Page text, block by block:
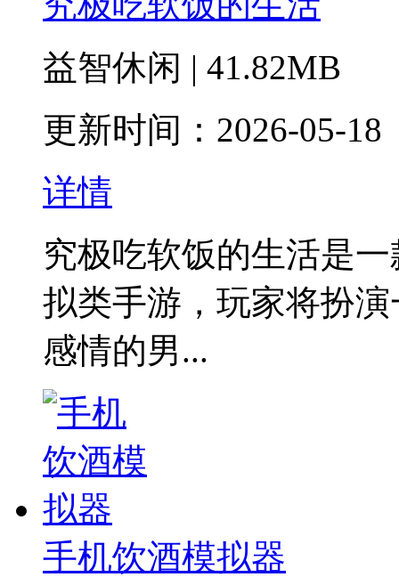
益智休闲 | 41.82MB
更新时间：2026-05-18
详情
究极吃软饭的生活是
拟类手游‌，玩家将扮
感情的男...
手机饮酒模拟器